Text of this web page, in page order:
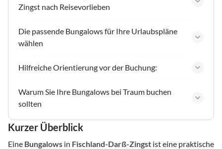
Zingst nach Reisevorlieben
Die passende Bungalows für Ihre Urlaubspläne
wählen
Hilfreiche Orientierung vor der Buchung:
Warum Sie Ihre Bungalows bei Traum buchen
sollten
Kurzer Überblick
Eine Bungalows in Fischland-Darß-Zingst ist eine praktische